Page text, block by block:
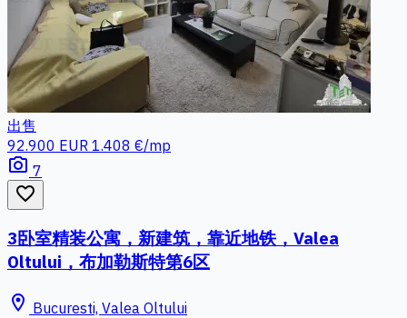
出售
92.900 EUR 1.408 €/mp
photo_camera 7
favorite_border
3卧室精装公寓，新建筑，靠近地铁，Valea
Oltului，布加勒斯特第6区
location_on Bucuresti, Valea Oltului